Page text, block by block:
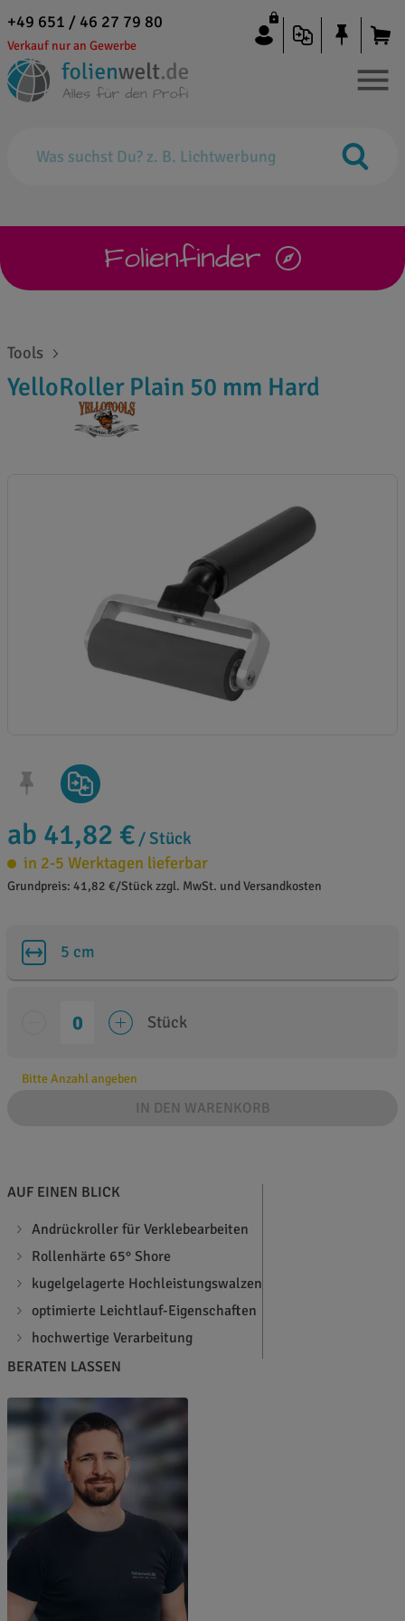
+49 651 / 46 27 79 80
Verkauf nur an Gewerbe
Folienfinder
Tools
YelloRoller Plain 50 mm Hard
ab 41,82 € / Stück
in 2-5 Werktagen lieferbar
Grundpreis: 41,82 €/Stück zzgl. MwSt. und Versandkosten
5 cm
Stück
Bitte Anzahl angeben
IN DEN WARENKORB
AUF EINEN BLICK
Andrückroller für Verklebearbeiten
Rollenhärte 65° Shore
kugelgelagerte Hochleistungswalzen
optimierte Leichtlauf-Eigenschaften
hochwertige Verarbeitung
BERATEN LASSEN